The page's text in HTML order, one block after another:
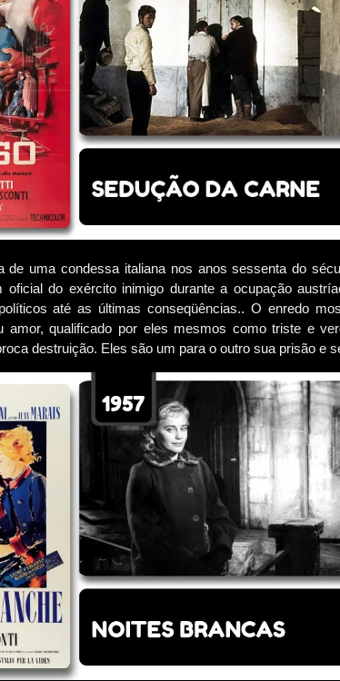
de uma condessa italiana nos anos sessenta do
oficial do exército inimigo durante a ocupação
até as últimas conseqüências.. O enredo
amor, qualificado por eles mesmos como triste e
destruição. Eles são um para o outro sua prisão e